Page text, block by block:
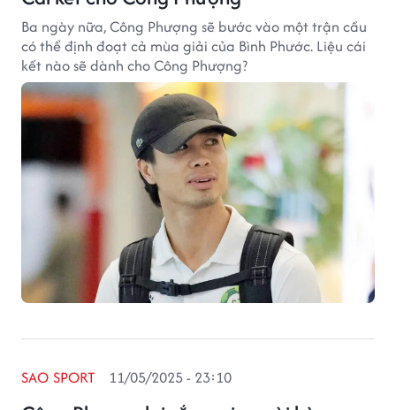
Ba ngày nữa, Công Phượng sẽ bước vào một trận cầu
có thể định đoạt cả mùa giải của Bình Phước. Liệu cái
kết nào sẽ dành cho Công Phượng?
SAO SPORT 11/05/2025 - 23:10